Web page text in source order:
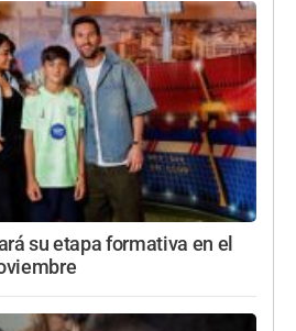
su etapa formativa en el